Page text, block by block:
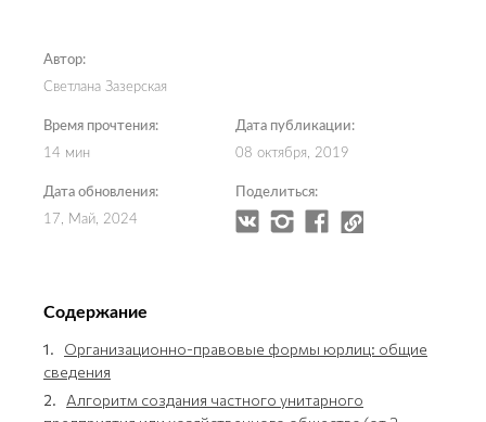
Время прочтения:
14 мин
Автор:
Светлана Зазерская
Дата публикации:
08 октября, 2019
Дата обновления:
17, Май, 2024
Поделиться:
Содержание
1.
Организационно-правовые формы юрлиц: общие
сведения
2.
Алгоритм создания частного унитарного